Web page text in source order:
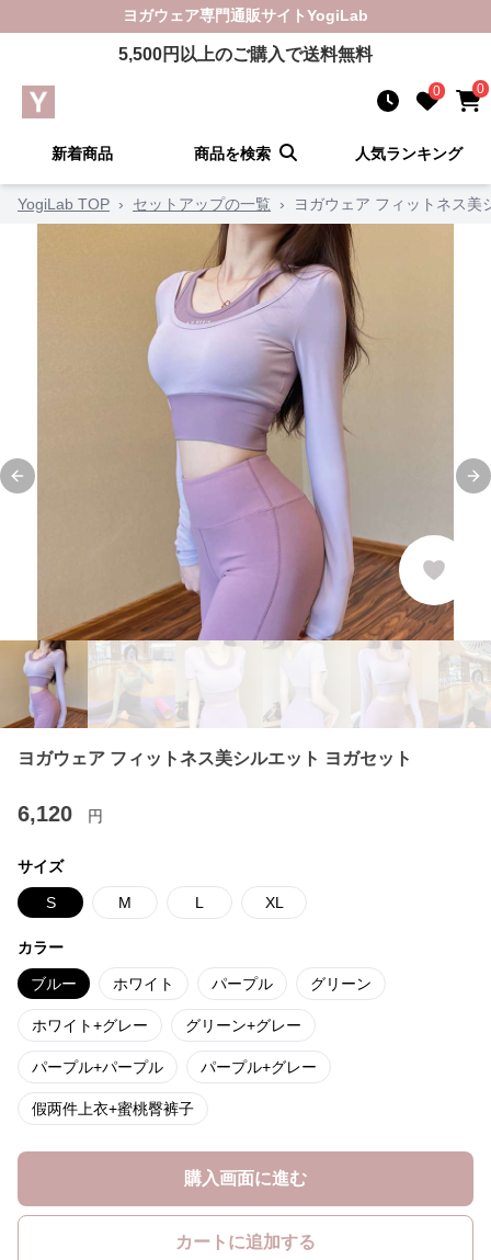
ヨガウェア専門通販サイトYogiLab
5,500円以上のご購入で送料無料
0 0
新着商品 商品を検索 人気ランキング
YogiLab TOP › セットアップの一覧 › ヨガウェア フィットネス美
Previous slide
ヨガウェア フィットネス美シルエット ヨガセット
6,120 円
サイズ
S M L XL
カラー
ブルー ホワイト パープル グリーン
ホワイト+グレー グリーン+グレー
パープル+パープル パープル+グレー
假两件上衣+蜜桃臀裤子
購入画面に進む
カートに追加する